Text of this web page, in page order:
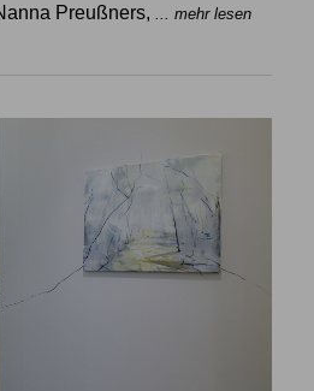
Preußners,
... mehr lesen